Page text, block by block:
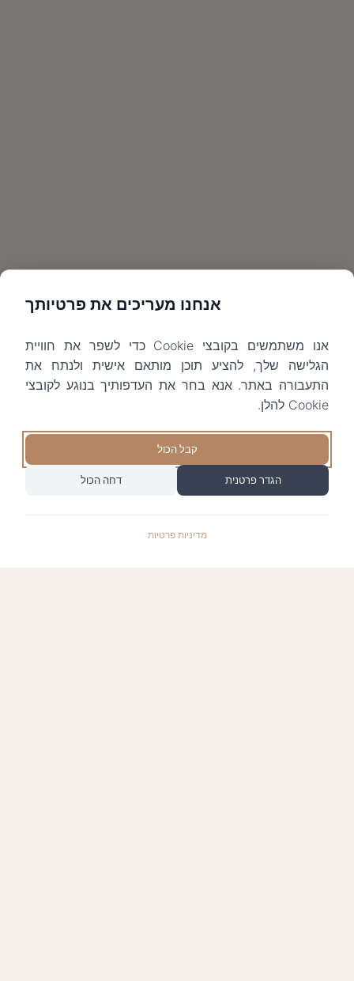
אנחנו מעריכים את פרטיותך
אנו משתמשים בקובצי Cookie כדי לשפר את חוויית
הגלישה שלך, להציע תוכן מותאם אישית ולנתח את
התעבורה באתר. אנא בחר את העדפותיך בנוגע לקובצי
Cookie להלן.
קבל הכול
הגדר פרטנית דחה הכול
מדיניות פרטיות